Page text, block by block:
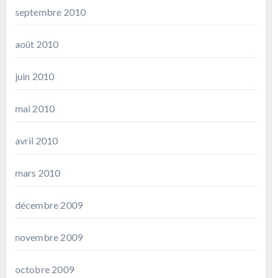
septembre 2010
août 2010
juin 2010
mai 2010
avril 2010
mars 2010
décembre 2009
novembre 2009
octobre 2009